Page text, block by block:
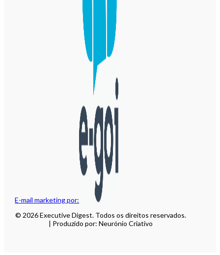
E-mail marketing por:
© 2026 Executive Digest. Todos os direitos reservados.
| Produzido por: Neurónio Criativo